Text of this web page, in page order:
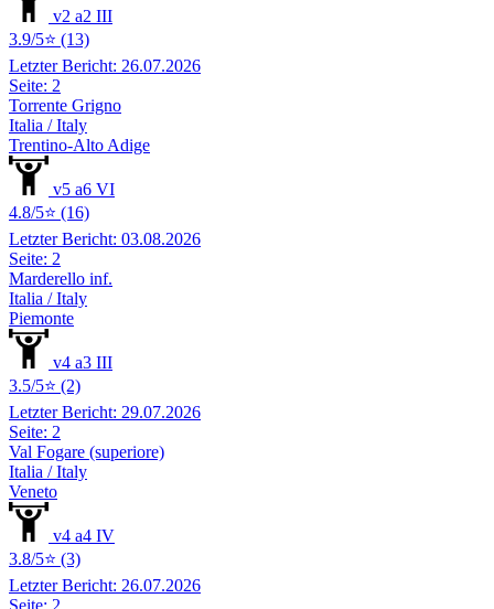
v2 a2 III
3.9/5⭐ (13)
Letzter Bericht: 26.07.2026
Seite: 2
Torrente Grigno
Italia / Italy
Trentino-Alto Adige
v5 a6 VI
4.8/5⭐ (16)
Letzter Bericht: 03.08.2026
Seite: 2
Marderello inf.
Italia / Italy
Piemonte
v4 a3 III
3.5/5⭐ (2)
Letzter Bericht: 29.07.2026
Seite: 2
Val Fogare (superiore)
Italia / Italy
Veneto
v4 a4 IV
3.8/5⭐ (3)
Letzter Bericht: 26.07.2026
Seite: 2